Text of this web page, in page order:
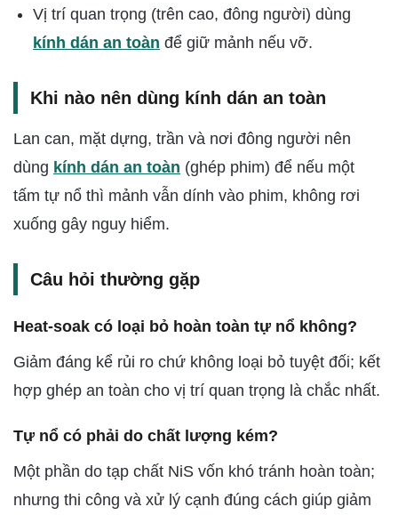
Vị trí quan trọng (trên cao, đông người) dùng
kính dán an toàn để giữ mảnh nếu vỡ.
Khi nào nên dùng kính dán an toàn
Lan can, mặt dựng, trần và nơi đông người nên
dùng kính dán an toàn (ghép phim) để nếu một
tấm tự nổ thì mảnh vẫn dính vào phim, không rơi
xuống gây nguy hiểm.
Câu hỏi thường gặp
Heat-soak có loại bỏ hoàn toàn tự nổ không?
Giảm đáng kể rủi ro chứ không loại bỏ tuyệt đối; kết
hợp ghép an toàn cho vị trí quan trọng là chắc nhất.
Tự nổ có phải do chất lượng kém?
Một phần do tạp chất NiS vốn khó tránh hoàn toàn;
nhưng thi công và xử lý cạnh đúng cách giúp giảm